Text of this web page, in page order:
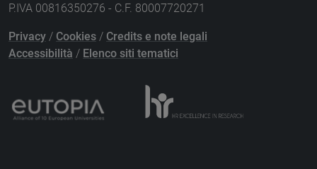
P.IVA 00816350276 - C.F. 80007720271
Privacy / Cookies / Credits e note legali
Accessibilità / Elenco siti tematici